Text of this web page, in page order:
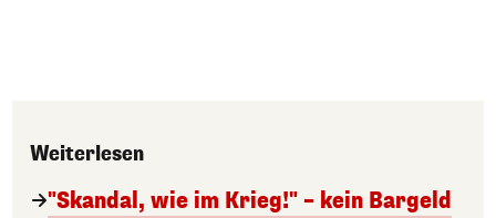
Weiterlesen
"Skandal, wie im Krieg!" – kein Bargeld